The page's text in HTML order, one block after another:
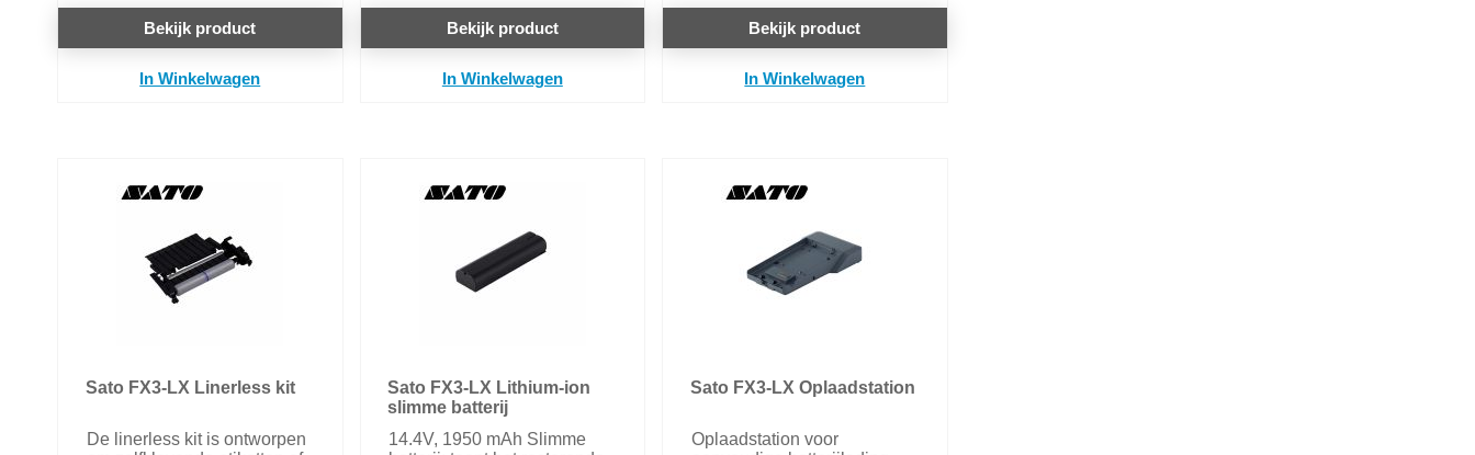
Bekijk product
In Winkelwagen
Bekijk product
In Winkelwagen
Bekijk product
In Winkelwagen
Sato FX3-LX Linerless kit
De linerless kit is ontworpen
Sato FX3-LX Lithium-ion
slimme batterij
14.4V, 1950 mAh Slimme
Sato FX3-LX Oplaadstation
Oplaadstation voor